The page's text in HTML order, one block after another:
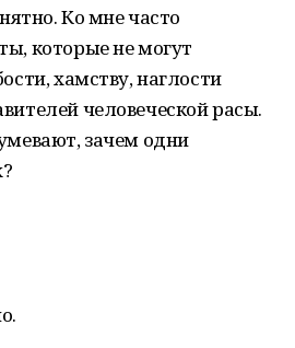
Ко мне часто
которые не могут
хамству, наглости
человеческой расы.
зачем одни